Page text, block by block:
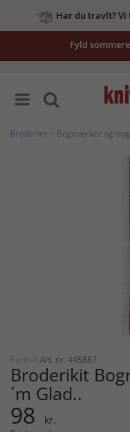
Har du travlt? Vi
Fyld
Broderier Bogmærker og
Permin Art. nr: 445887
Broderikit
´m Glad..
98 kr.